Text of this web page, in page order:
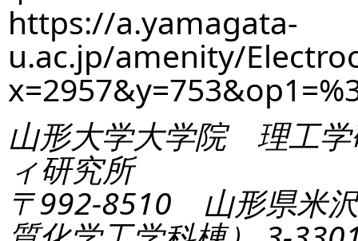
https://a.yamagata-
u.ac.jp/amenity/
山形大学大学院 理工学
ィ研究所
〒992-8510 山形県米